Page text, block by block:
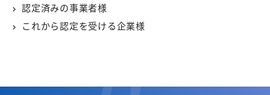
認定済みの事業者様
これから認定を受ける企業様